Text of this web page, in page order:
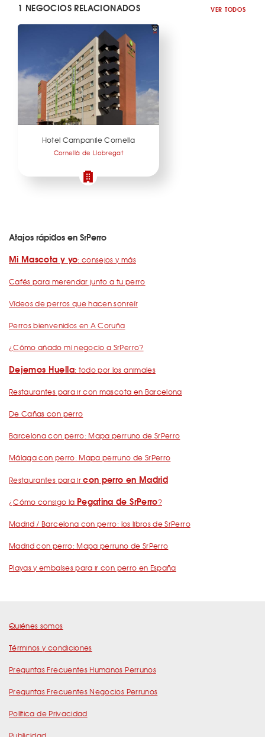
1 NEGOCIOS RELACIONADOS VER TODOS
Hotel Campanile Cornella
Cornellà de Llobregat
Atajos rápidos en SrPerro
Mi Mascota y yo: consejos y más
Cafés para merendar junto a tu perro
Vídeos de perros que hacen sonreír
Perros bienvenidos en A Coruña
¿Cómo añado mi negocio a SrPerro?
Dejemos Huella: todo por los animales
Restaurantes para ir con mascota en Barcelona
De Cañas con perro
Barcelona con perro: Mapa perruno de SrPerro
Málaga con perro: Mapa perruno de SrPerro
Restaurantes para ircon perro en Madrid
¿Cómo consigo la Pegatina de SrPerro?
Madrid / Barcelona con perro: los libros de SrPerro
Madrid con perro: Mapa perruno de SrPerro
Playas y embalses para ir con perro en España
Quiénes somos
Términos y condiciones
Preguntas Frecuentes Humanos Perrunos
Preguntas Frecuentes Negocios Perrunos
Política de Privacidad